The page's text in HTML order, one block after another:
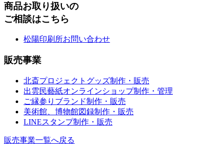
商品お取り扱いの
ご相談はこちら
松陽印刷所お問い合わせ
販売事業
北斎プロジェクトグッズ制作・販売
出雲民藝紙オンラインショップ制作・管理
ご縁参りブランド制作・販売
美術館、博物館図録制作・販売
LINEスタンプ制作・販売
販売事業一覧へ戻る